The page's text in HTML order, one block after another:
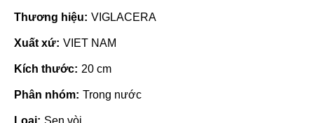
Thương hiệu: VIGLACERA
Xuất xứ: VIET NAM
Kích thước: 20 cm
Phân nhóm: Trong nước
Loại: Sen vòi